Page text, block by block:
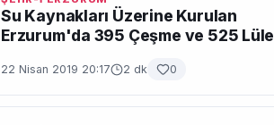
Su Kaynakları Üzerine Kurulan
Erzurum'da 395 Çeşme ve 525 Lüle
22 Nisan 2019 20:17 2 dk 0